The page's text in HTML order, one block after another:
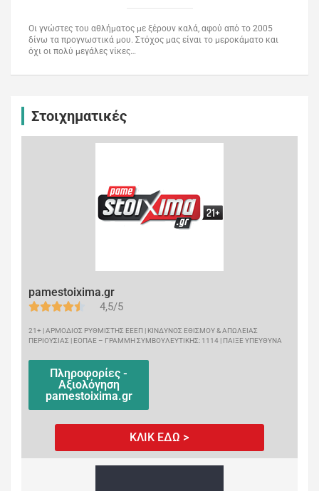
Οι γνώστες του αθλήματος με ξέρουν καλά, αφού από το 2005
δίνω τα προγνωστικά μου. Στόχος μας είναι το μεροκάματο και
όχι οι πολύ μεγάλες νίκες…
Στοιχηματικές
pamestoixima.gr
4,5/5
21+ | ΑΡΜΟΔΙΟΣ ΡΥΘΜΙΣΤΗΣ ΕΕΕΠ | ΚΙΝΔΥΝΟΣ ΕΘΙΣΜΟΥ & ΑΠΩΛΕΙΑΣ
ΠΕΡΙΟΥΣΙΑΣ | ΕΟΠΑΕ – ΓΡΑΜΜΗ ΣΥΜΒΟΥΛΕΥΤΙΚΗΣ: 1114 | ΠΑΙΞΕ ΥΠΕΥΘΥΝΑ
Πληροφορίες -
Αξιολόγηση
pamestoixima.gr
ΚΛΙΚ ΕΔΩ >